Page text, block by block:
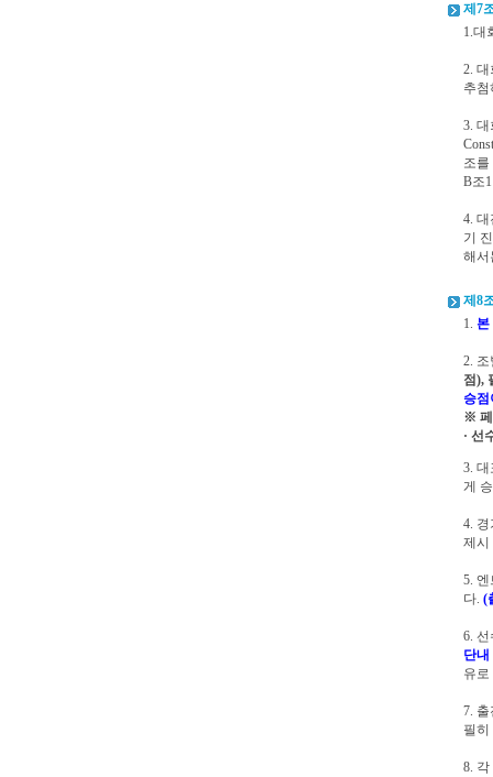
제7
1.대
2.
추
3.
조
B조
4.
기
해서
제8
1. 본
2.
점),
승
※ 페
· 선
3.
게
4.
제시
5.
다. (
6.
단내
유
7.
필히
8.